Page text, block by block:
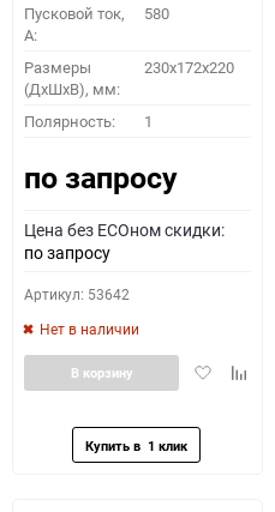
Пусковой ток,
A:
580
Размеры
(ДхШхВ), мм:
230x172x220
Полярность: 1
по запросу
Цена без ECOном скидки:
по запросу
Артикул: 53642
Нет в наличии
Добавить
В корзину